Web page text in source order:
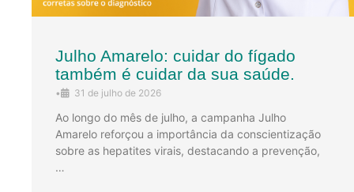
Julho Amarelo: cuidar do fígado
também é cuidar da sua saúde.
• 31 de julho de 2026
Ao longo do mês de julho, a campanha Julho
Amarelo reforçou a importância da conscientização
sobre as hepatites virais, destacando a prevenção,
…